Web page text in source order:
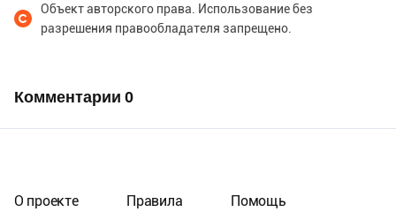
Объект авторского права. Использование без
разрешения правообладателя запрещено.
Комментарии 0
О проекте Правила Помощь